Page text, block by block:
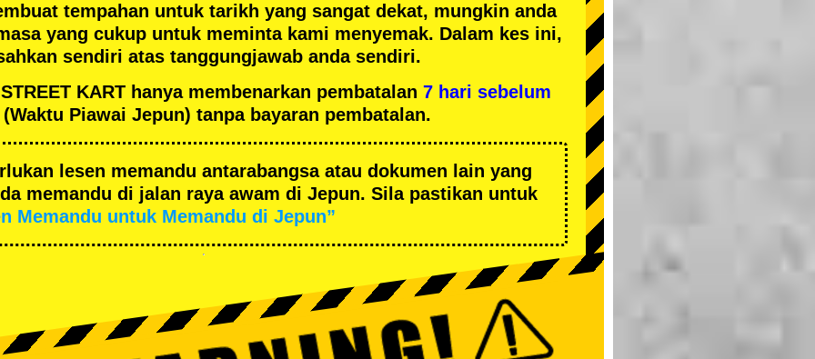
tempahan untuk tarikh yang sangat dekat, mungkin anda
yang cukup untuk meminta kami menyemak. Dalam kes ini,
sendiri atas tanggungjawab anda sendiri.
KART hanya membenarkan pembatalan 7 hari sebelum
Piawai Jepun) tanpa bayaran pembatalan.
lesen memandu antarabangsa atau dokumen lain yang
memandu di jalan raya awam di Jepun. Sila pastikan untuk
Memandu untuk Memandu di Jepun”